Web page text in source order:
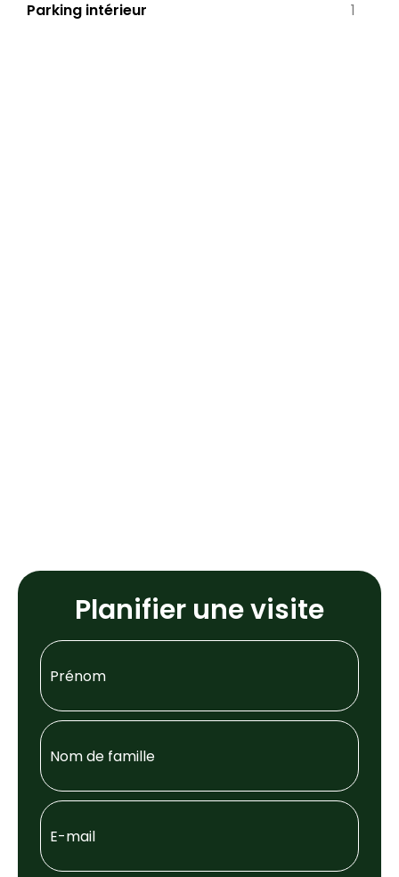
1
Parking intérieur
Planifier une visite